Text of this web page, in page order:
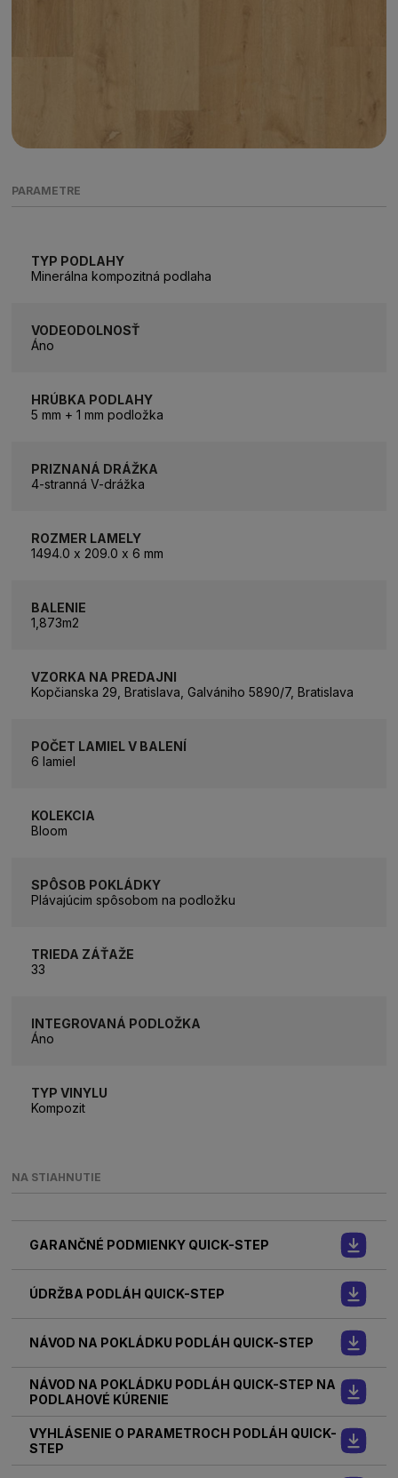
PARAMETRE
TYP PODLAHY
Minerálna kompozitná podlaha
VODEODOLNOSŤ
Áno
HRÚBKA PODLAHY
5 mm + 1 mm podložka
PRIZNANÁ DRÁŽKA
4-stranná V-drážka
ROZMER LAMELY
1494.0 x 209.0 x 6 mm
BALENIE
1,873m2
VZORKA NA PREDAJNI
Kopčianska 29, Bratislava, Galvániho 5890/7, Bratislava
POČET LAMIEL V BALENÍ
6 lamiel
KOLEKCIA
Bloom
SPÔSOB POKLÁDKY
Plávajúcim spôsobom na podložku
TRIEDA ZÁŤAŽE
33
INTEGROVANÁ PODLOŽKA
Áno
TYP VINYLU
Kompozit
NA STIAHNUTIE
GARANČNÉ PODMIENKY QUICK-STEP
ÚDRŽBA PODLÁH QUICK-STEP
NÁVOD NA POKLÁDKU PODLÁH QUICK-STEP
NÁVOD NA POKLÁDKU PODLÁH QUICK-STEP NA
PODLAHOVÉ KÚRENIE
VYHLÁSENIE O PARAMETROCH PODLÁH QUICK-
STEP